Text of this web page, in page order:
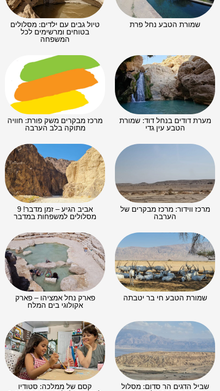
שמורת הטבע נחל פרת
טיול גבים עם ילדים: מסלולים
בטוחים ומרשימים לכל
המשפחה
מערת דודים בנחל דוד: שמורת
הטבע עין גדי
מרכז מבקרים משק פורת: חוויה
מתוקה בלב הערבה
מרכז ווידור: מרכז מבקרים של
הערבה
אביב הגיע – זמן מדבר! 9
מסלולים למשפחות במדבר
שמורת הטבע חי בר יטבתה
פארק נחל אמציהו – פארק
אקולוגי בים המלח
שביל הדגים הר סדום: מסלול
קסם של ממלכה: סטודיו